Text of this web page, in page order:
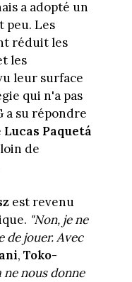
a adopté un
peu. Les
réduit les
les
leur surface
qui n'a pas
a su répondre
Lucas Paquetá
de
est revenu
"Non, je ne
jouer. Avec
, Toko-
ne nous donne